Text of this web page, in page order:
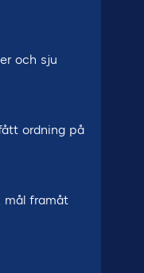
och sju
ordning på
mål framåt